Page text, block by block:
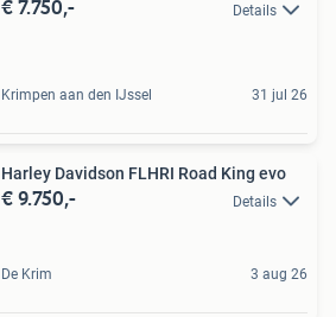
€ 7.750,- Details
Krimpen aan den IJssel 31 jul 26
Harley Davidson FLHRI Road King evo
€ 9.750,- Details
De Krim 3 aug 26